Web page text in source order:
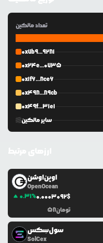
تعداد مالکین
0x7b9...9281
0x24e...0735
0x1f6...8ce6
0x498...89cb
0x49f...31e1
سایر مالکین
اوپن‌اوشن
OpenOcean
0.31%0.0003092$
58تومان
سول‌سِکس
SolCex